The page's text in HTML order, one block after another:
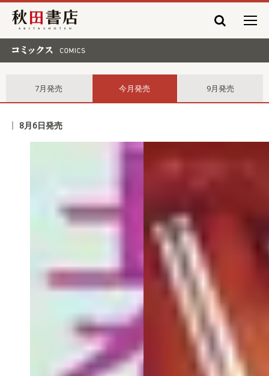
秋田書店
7月発売 今月発売 9月発売
8月6日発売